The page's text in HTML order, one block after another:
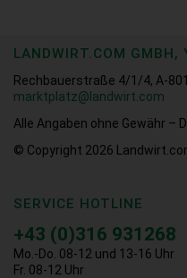
LANDWIRT.COM GMBH,
Rechbauerstraße 4/1/4, A-
marktplatz@landwirt.com
Alle Angaben ohne Gewähr –
© Copyright 2026
SERVICE HOTLINE
+43 (0)316 931268
Mo.-Do. 08-12 und 13-16 Uhr
Fr. 08-12 Uhr